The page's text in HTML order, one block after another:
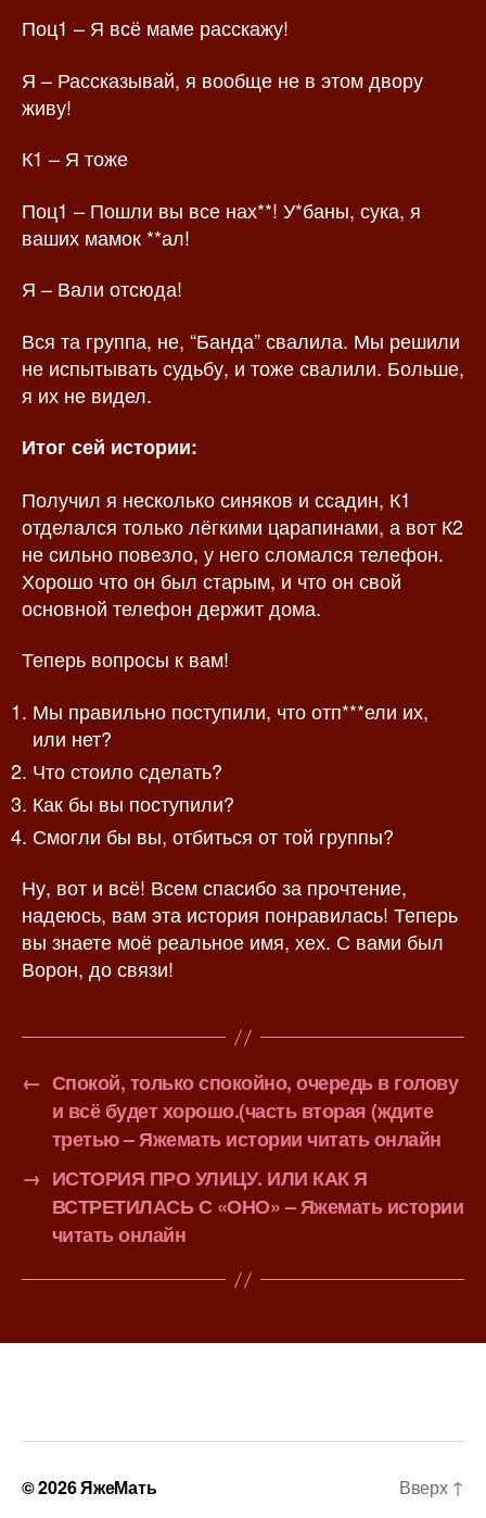
Поц1 – Я всё маме расскажу!
Я – Рассказывай, я вообще не в этом двору
живу!
К1 – Я тоже
Поц1 – Пошли вы все нах**! У*баны, сука, я
ваших мамок **ал!
Я – Вали отсюда!
Вся та группа, не, “Банда” свалила. Мы решили
не испытывать судьбу, и тоже свалили. Больше,
я их не видел.
Итог сей истории:
Получил я несколько синяков и ссадин, К1
отделался только лёгкими царапинами, а вот К2
не сильно повезло, у него сломался телефон.
Хорошо что он был старым, и что он свой
основной телефон держит дома.
Теперь вопросы к вам!
Мы правильно поступили, что отп***ели их,
или нет?
Что стоило сделать?
Как бы вы поступили?
Смогли бы вы, отбиться от той группы?
Ну, вот и всё! Всем спасибо за прочтение,
надеюсь, вам эта история понравилась! Теперь
вы знаете моё реальное имя, хех. С вами был
Ворон, до связи!
← Спокой, только спокойно, очередь в голову
и всё будет хорошо.(часть вторая (ждите
третью – Яжемать истории читать онлайн
→ ИСТОРИЯ ПРО УЛИЦУ. ИЛИ КАК Я
ВСТРЕТИЛАСЬ С «ОНО» – Яжемать истории
читать онлайн
© 2026ЯжеМать Вверх ↑